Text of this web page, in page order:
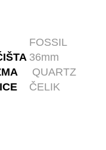
FOSSIL
36mm
QUARTZ
ČELIK